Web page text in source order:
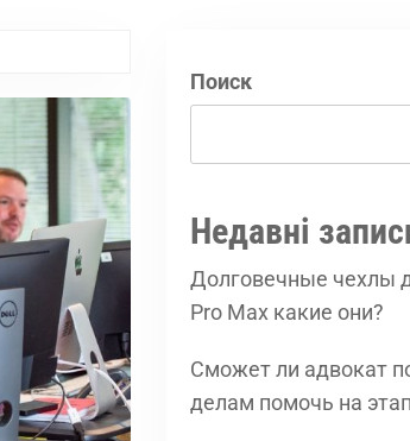
Поиск
Недавні
Долговечные чехлы
Pro Max какие они?
Сможет ли адвокат
делам помочь на